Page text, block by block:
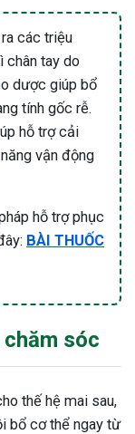
các triệu
chân tay do
dược giúp bổ
tính gốc rễ.
hỗ trợ cải
vận động
hỗ trợ phục
BÀI THUỐC
sóc
thế hệ mai sau,
bổ cơ thể ngay từ